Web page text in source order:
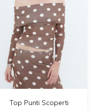
Top Punti Scoperti